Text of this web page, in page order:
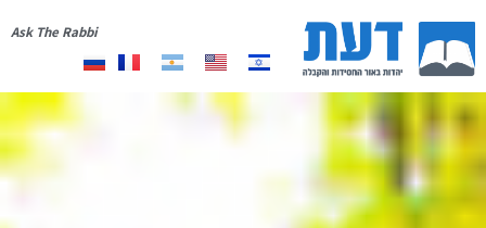
Ask The Rabbi
אודות רשימת תפוצהתרומה